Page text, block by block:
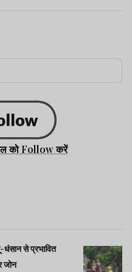
को Follow करें
से प्रभावित
जोन